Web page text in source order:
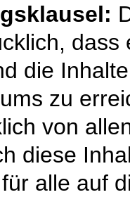
die
zu
von
diese
alle auf